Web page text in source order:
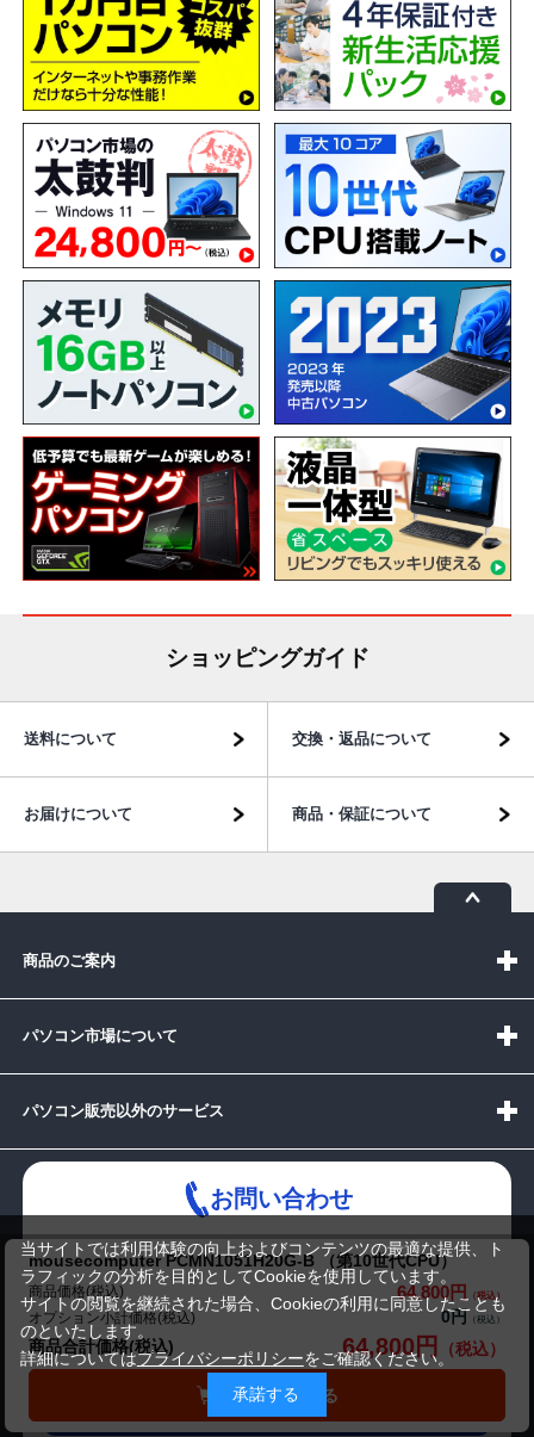
mousecomputer PCMN1051H20G-B （第10世代CPU）
商品価格(税込) 64,800円
オプション小計価格(税込)
0円
商品合計価格(税込)
64,800円
カートに入れる
ショッピングガイド
送料について 交換・返品について
お届けについて 商品・保証について
商品のご案内
パソコン市場について
パソコン販売以外のサービス
お問い合わせ
受付時間：10:00~19:00(休業:日曜日)
メールでの
お問い合わせはこちら
当サイトでは利用体験の向上およびコンテンツの最適な提供、ト
ラフィックの分析を目的としてCookieを使用しています。
サイトの閲覧を継続された場合、Cookieの利用に同意したことも
のといたします。
詳細についてはプライバシーポリシーをご確認ください。
承諾する